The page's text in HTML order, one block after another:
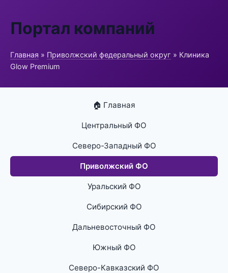
Портал компаний
Главная » Приволжский федеральный округ » Клиника
Glow Premium
🏠 Главная
Центральный ФО
Северо-Западный ФО
Приволжский ФО
Уральский ФО
Сибирский ФО
Дальневосточный ФО
Южный ФО
Северо-Кавказский ФО